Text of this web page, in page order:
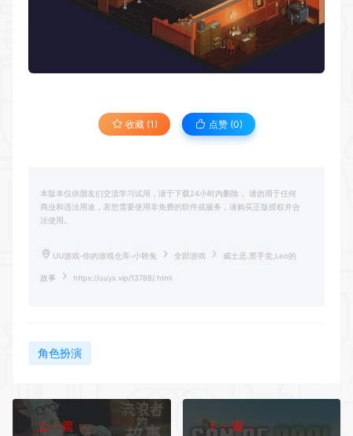
收藏 (1) 点赞 (0)
本版本仅供朋友们交流学习试用，请于下载24小时内删除， 请勿用于任何
商业和违法用途，若您需要使用非免费的软件或服务，请购买正版授权并合
法使用。
UU游戏-你的游戏仓库-小韩兔 全部游戏 威士忌.黑手党,Leo的
故事 https://uuyx.vip/13788/.html
角色扮演
上一篇：
下一篇：